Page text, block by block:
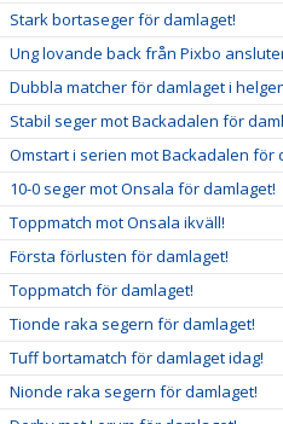
Stark bortaseger för damlaget!
Ung lovande back från Pixbo
Dubbla matcher för damlaget i
Stabil seger mot Backadalen för
Omstart i serien mot Backadalen för
10-0 seger mot Onsala för damlaget!
Toppmatch mot Onsala ikväll!
Första förlusten för damlaget!
Toppmatch för damlaget!
Tionde raka segern för damlaget!
Tuff bortamatch för damlaget idag!
Nionde raka segern för damlaget!